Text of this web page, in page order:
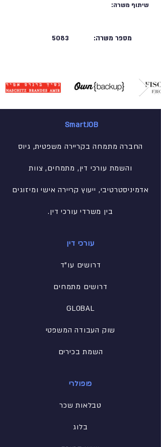
שיתוף משרה:
5083 מספר משרה:
SmartJOB
החברה מתמחה בקריירה משפטית, גיוס
והשמת עורכי דין, מתמחים, צוות
אדמיניסטרטיבי, ייעוץ קריירה אישי ומיזוגים
בין משרדי עורכי דין.
עורכי דין
דרושים עו"ד
דרושים מתמחים
GLOBAL
שוק העבודה המשפטי
השמת בכירים
פופולרי
טבלאות שכר
בלוג